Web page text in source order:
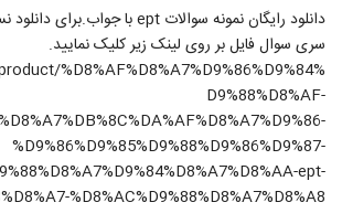
سری سوال فایل بر روی لینک زیر کلیک نمایید.
%D8%AF%D8%A7%D9%86%D9%84%
D9%88%D8%AF-
%D9%86%D9%85%D9%88%D9%86%D9%87-
ept-
%D8%AC%D9%88%D8%A7%D8%A8/